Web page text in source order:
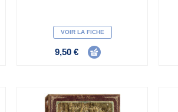
VOIR LA FICHE
9,50 €